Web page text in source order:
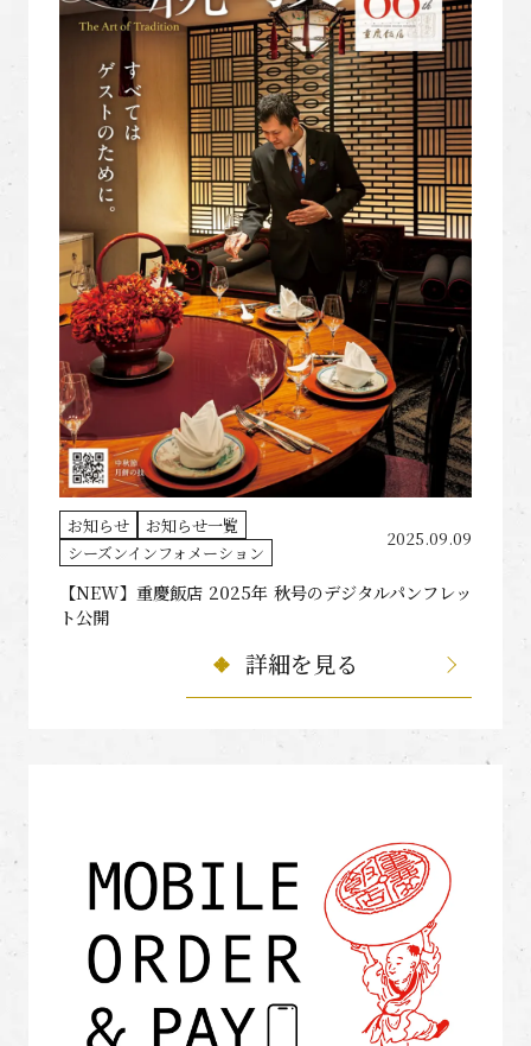
お知らせ
お知らせ一覧
シーズンインフォメーション
2025.09.09
【NEW】重慶飯店 2025年 秋号のデジタルパンフレッ
ト公開
詳細を見る